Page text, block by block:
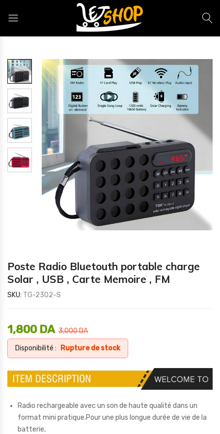
Poste Radio Bluetouth portable charge
Solar , USB , Carte Memoire , FM
SKU: TG-2302-S
3,000DA
1,800 DA
Disponibilité : Rupture de stock
Radio rechargeable avec un son de haute qualité dans un
format mini pratique.Pour une plus longue durée de vie de la
batterie,